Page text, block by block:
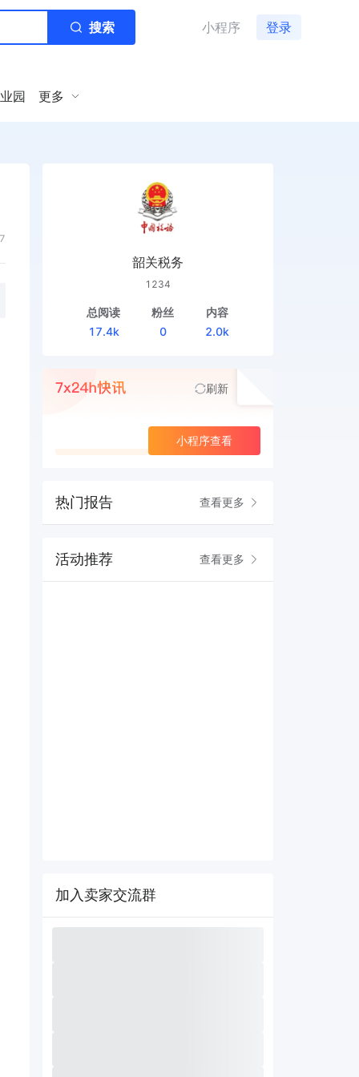
搜索 小程序 登录
园 更多
7
韶关税务
1234
总阅读
17.4k
粉丝
0
内容
2.0k
刷新
小程序查看
热门报告 查看更多
活动推荐 查看更多
加入卖家交流群